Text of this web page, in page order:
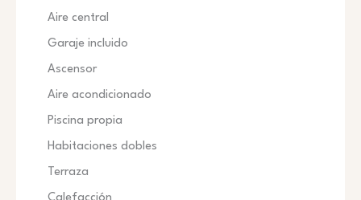
Aire central
Garaje incluido
Ascensor
Aire acondicionado
Piscina propia
Habitaciones dobles
Terraza
Calefacción